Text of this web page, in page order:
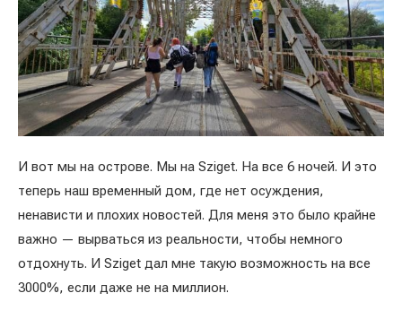
И вот мы на острове. Мы на Sziget. На все 6 ночей. И это
теперь наш временный дом, где нет осуждения,
ненависти и плохих новостей. Для меня это было крайне
важно — вырваться из реальности, чтобы немного
отдохнуть. И Sziget дал мне такую возможность на все
3000%, если даже не на миллион.